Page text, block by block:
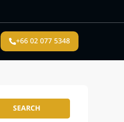
+66 02 077 5348
SEARCH